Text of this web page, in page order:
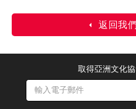
返回我
取得亞洲文化